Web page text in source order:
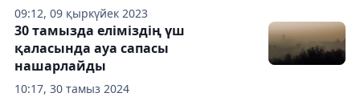
09:12, 09 қыркүйек 2023
10:17, 30 тамыз 2024
30 тамызда еліміздің үш
қаласында ауа сапасы
нашарлайды